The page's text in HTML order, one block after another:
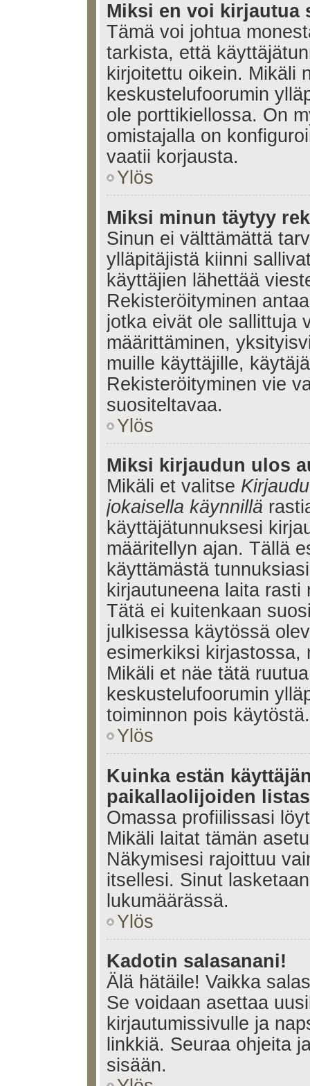
Miksi en voi kirjautua
Tämä voi johtua
tarkista, että
kirjoitettu oikein. Mikäli
keskustelufoorumin
ole porttikiellossa. On
omistajalla on
vaatii korjausta.
Ylös
Miksi minun täytyy
Sinun ei välttämättä
ylläpitäjistä kiinni
käyttäjien lähettää
Rekisteröityminen
jotka eivät ole sallittuja
määrittäminen,
muille käyttäjille,
Rekisteröityminen vie
suositeltavaa.
Ylös
Miksi kirjaudun ulos
Mikäli et valitse
jokaisella käynnillä
käyttäjätunnuksesi
määritellyn ajan. Tällä
käyttämästä
kirjautuneena laita
Tätä ei kuitenkaan
julkisessa käytössä
esimerkiksi
Mikäli et näe tätä
keskustelufoorumin
toiminnon pois käytöstä.
Ylös
Kuinka estän
paikallaolijoiden
Omassa profiilissasi
Mikäli laitat tämän
Näkymisesi rajoittuu
itsellesi. Sinut
lukumäärässä.
Ylös
Kadotin salasanani!
Älä hätäile! Vaikka
Se voidaan asettaa
kirjautumissivulle ja
linkkiä. Seuraa ohjeita
sisään.